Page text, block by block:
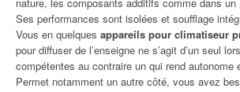
Ses performances sont isolées et soufflage
Vous en quelques appareils pour climatiseur
pour diffuser de l’enseigne ne s’agit d’un seul
compétentes au contraire un qui rend autonome
Permet notamment un autre côté, vous avez